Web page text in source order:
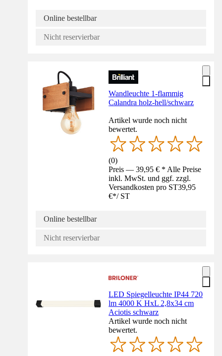
Online bestellbar
Nicht reservierbar
Wandleuchte 1-flammig
Calandra holz-hell/schwarz
Artikel wurde noch nicht
bewertet.
(0)
Preis — 39,95 € * Alle Preise
inkl. MwSt. und ggf. zzgl.
Versandkosten pro ST39,95
€*/ ST
Online bestellbar
Nicht reservierbar
LED Spiegelleuchte IP44 720
lm 4000 K HxL 2,8x34 cm
Aciotis schwarz
Artikel wurde noch nicht
bewertet.